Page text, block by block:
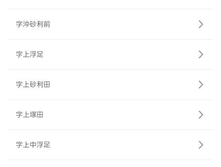
字沖砂利前
字上浮足
字上砂利田
字上塚田
字上中浮足